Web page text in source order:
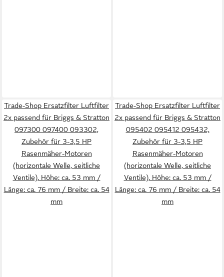
Trade-Shop Ersatzfilter Luftfilter
2x passend für Briggs & Stratton
097300 097400 093302,
Zubehör für 3-3,5 HP
Rasenmäher-Motoren
(horizontale Welle, seitliche
Ventile), Höhe: ca. 53 mm /
Länge: ca. 76 mm / Breite: ca. 54
mm
Trade-Shop Ersatzfilter Luftfilter
2x passend für Briggs & Stratton
095402 095412 095432,
Zubehör für 3-3,5 HP
Rasenmäher-Motoren
(horizontale Welle, seitliche
Ventile), Höhe: ca. 53 mm /
Länge: ca. 76 mm / Breite: ca. 54
mm